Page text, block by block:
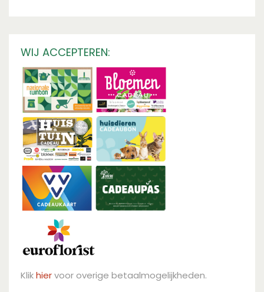
WIJ ACCEPTEREN:
Klikhiervoor overige betaalmogelijkheden.